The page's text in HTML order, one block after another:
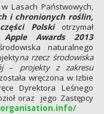
Lasach Państwowych,
i chronionych roślin,
Polskiotrzymał
Apple Awards 2013
naturalnego
na rzecz środowiska
– projekty z zakresu
wręczona w Izbie
Dyrektora Leśnego
oraz jego Zastępcy